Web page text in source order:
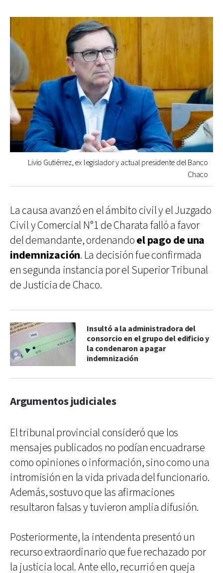
Livio Gutiérrez, ex legislador y actual presidente del Banco
Chaco
La causa avanzó en el ámbito civil y el Juzgado
Civil y Comercial N°1 de Charata falló a favor
del demandante, ordenandoel pago de una
indemnización. La decisión fue confirmada
en segunda instancia por el Superior Tribunal
de Justicia de Chaco.
Insultó a la administradora del
consorcio en el grupo del edificio y
la condenaron a pagar
indemnización
Argumentos judiciales
El tribunal provincial consideró que los
mensajes publicados no podían encuadrarse
como opiniones o información, sino como una
intromisión en la vida privada del funcionario.
Además, sostuvo que las afirmaciones
resultaron falsas y tuvieron amplia difusión.
Posteriormente, la intendenta presentó un
recurso extraordinario que fue rechazado por
la justicia local. Ante ello, recurrió en queja